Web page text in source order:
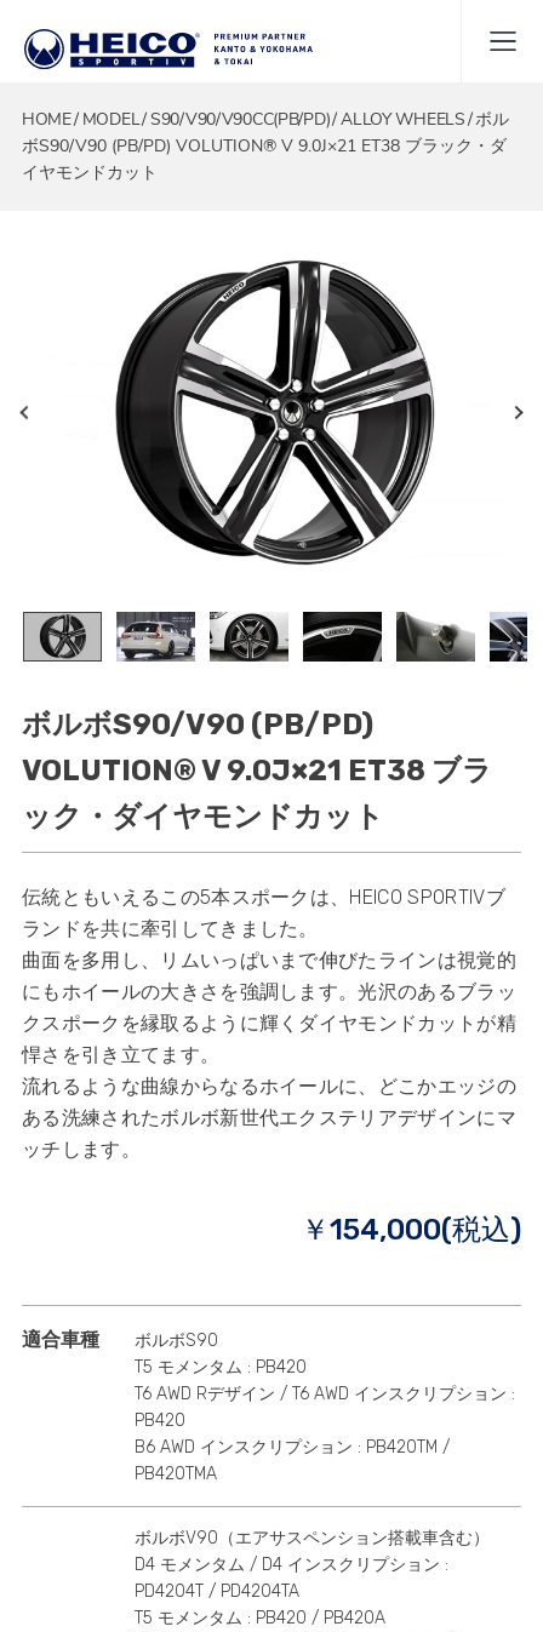
HOME MODEL S90/V90/V90CC(PB/PD) ALLOY WHEELS ボル
ボS90/V90 (PB/PD) VOLUTION® V 9.0J×21 ET38 ブラック・ダ
イヤモンドカット
ボルボS90/V90 (PB/PD)
VOLUTION® V 9.0J×21 ET38 ブラ
ック・ダイヤモンドカット
伝統ともいえるこの5本スポークは、HEICO SPORTIVブ
ランドを共に牽引してきました。
曲面を多用し、リムいっぱいまで伸びたラインは視覚的
にもホイールの大きさを強調します。光沢のあるブラッ
クスポークを縁取るように輝くダイヤモンドカットが精
悍さを引き立てます。
流れるような曲線からなるホイールに、どこかエッジの
ある洗練されたボルボ新世代エクステリアデザインにマ
ッチします。
￥154,000(税込)
適合車種
ボルボS90
T5 モメンタム : PB420
T6 AWD Rデザイン / T6 AWD インスクリプション :
PB420
B6 AWD インスクリプション : PB420TM /
PB420TMA
ボルボV90（エアサスペンション搭載車含む）
D4 モメンタム / D4 インスクリプション :
PD4204T / PD4204TA
T5 モメンタム : PB420 / PB420A